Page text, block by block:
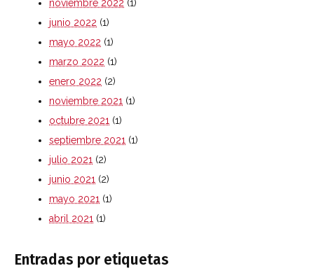
noviembre 2022 (1)
junio 2022 (1)
mayo 2022 (1)
marzo 2022 (1)
enero 2022 (2)
noviembre 2021 (1)
octubre 2021 (1)
septiembre 2021 (1)
julio 2021 (2)
junio 2021 (2)
mayo 2021 (1)
abril 2021 (1)
Entradas por etiquetas